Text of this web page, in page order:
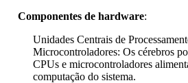
Componentes de hardware:
Unidades Centrais de
Microcontroladores: Os cérebros
CPUs e microcontroladores
computação do sistema.